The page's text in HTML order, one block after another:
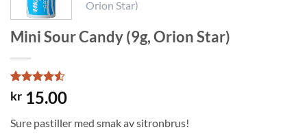
Mini Sour Candy (9g, Orion Star)
Rated4.5
out of 5
2
customer
kr 15.00
Sure pastiller med smak av sitronbrus!